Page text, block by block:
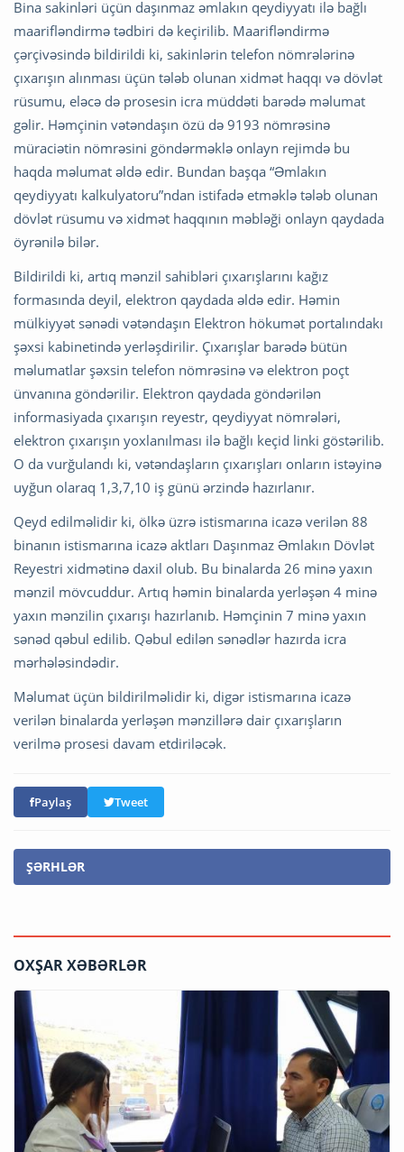
Bina sakinləri üçün daşınmaz əmlakın qeydiyyatı ilə bağlı
maarifləndirmə tədbiri də keçirilib. Maarifləndirmə
çərçivəsində bildirildi ki, sakinlərin telefon nömrələrinə
çıxarışın alınması üçün tələb olunan xidmət haqqı və dövlət
rüsumu, eləcə də prosesin icra müddəti barədə məlumat
gəlir. Həmçinin vətəndaşın özü də 9193 nömrəsinə
müraciətin nömrəsini göndərməklə onlayn rejimdə bu
haqda məlumat əldə edir. Bundan başqa “Əmlakın
qeydiyyatı kalkulyatoru”ndan istifadə etməklə tələb olunan
dövlət rüsumu və xidmət haqqının məbləği onlayn qaydada
öyrənilə bilər.
Bildirildi ki, artıq mənzil sahibləri çıxarışlarını kağız
formasında deyil, elektron qaydada əldə edir. Həmin
mülkiyyət sənədi vətəndaşın Elektron hökumət portalındakı
şəxsi kabinetində yerləşdirilir. Çıxarışlar barədə bütün
məlumatlar şəxsin telefon nömrəsinə və elektron poçt
ünvanına göndərilir. Elektron qaydada göndərilən
informasiyada çıxarışın reyestr, qeydiyyat nömrələri,
elektron çıxarışın yoxlanılması ilə bağlı keçid linki göstərilib.
O da vurğulandı ki, vətəndaşların çıxarışları onların istəyinə
uyğun olaraq 1,3,7,10 iş günü ərzində hazırlanır.
Qeyd edilməlidir ki, ölkə üzrə istismarına icazə verilən 88
binanın istismarına icazə aktları Daşınmaz Əmlakın Dövlət
Reyestri xidmətinə daxil olub. Bu binalarda 26 minə yaxın
mənzil mövcuddur. Artıq həmin binalarda yerləşən 4 minə
yaxın mənzilin çıxarışı hazırlanıb. Həmçinin 7 minə yaxın
sənəd qəbul edilib. Qəbul edilən sənədlər hazırda icra
mərhələsindədir.
Məlumat üçün bildirilməlidir ki, digər istismarına icazə
verilən binalarda yerləşən mənzillərə dair çıxarışların
verilmə prosesi davam etdiriləcək.
Paylaş Tweet
ŞƏRHLƏR
OXŞAR XƏBƏRLƏR